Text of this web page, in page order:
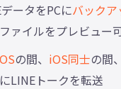
ータをPCにバックア
ァイルをプレビュー
の間、 iOS同士の間、
LINEトークを転送